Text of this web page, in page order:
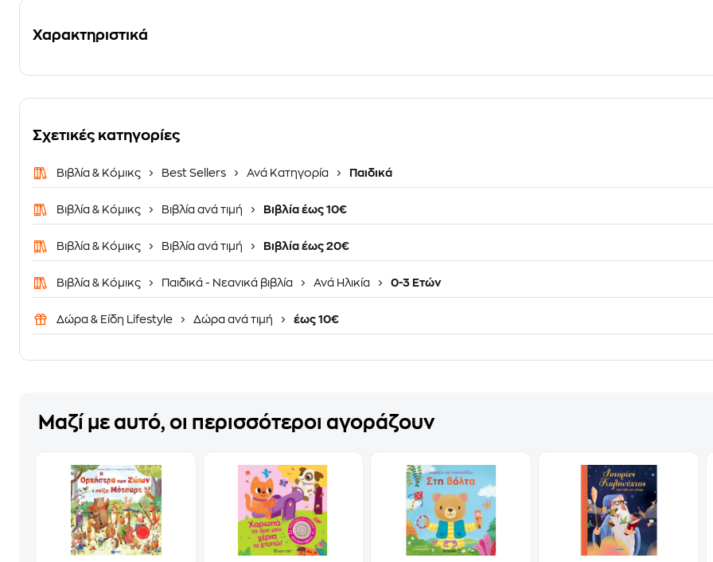
Χαρακτηριστικά
Σχετικές κατηγορίες
Βιβλία & Κόμικς Best Sellers Ανά Κατηγορία Παιδικά
Βιβλία & Κόμικς Βιβλία ανά τιμή Βιβλία έως 10€
Βιβλία & Κόμικς Βιβλία ανά τιμή Βιβλία έως 20€
Βιβλία & Κόμικς Παιδικά - Νεανικά βιβλία Ανά Ηλικία 0-3 Ετών
Δώρα & Είδη Lifestyle Δώρα ανά τιμή έως 10€
Μαζί με αυτό, οι περισσότεροι αγοράζουν